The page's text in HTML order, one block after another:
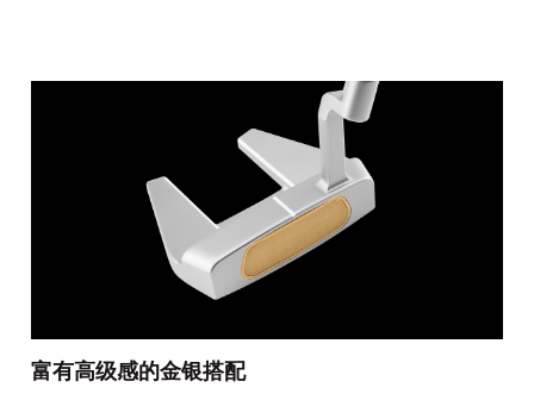
富有高级感的金银搭配